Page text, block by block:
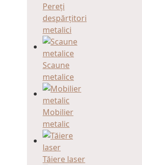
Pereți
despărțitori
metalici
Scaune
metalice
Mobilier
metalic
Tăiere laser